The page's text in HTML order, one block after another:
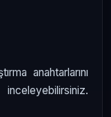
anahtarlarını